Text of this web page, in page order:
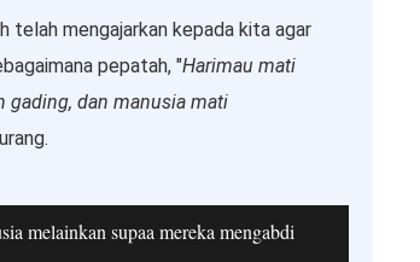
telah mengajarkan kepada kita agar
pepatah, "Harimau mati
gading, dan manusia mati
melainkan supaa mereka mengabdi